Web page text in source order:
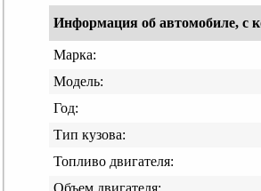
Информация об автомобиле, с
Марка:
Модель:
Год:
Тип кузова:
Топливо двигателя: